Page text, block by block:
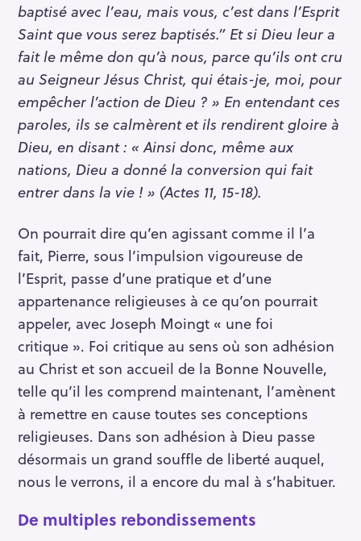
baptisé avec l’eau, mais vous, c’est dans l’Esprit
Saint que vous serez baptisés.” Et si Dieu leur a
fait le même don qu’à nous, parce qu’ils ont cru
au Seigneur Jésus Christ, qui étais-je, moi, pour
empêcher l’action de Dieu ? » En entendant ces
paroles, ils se calmèrent et ils rendirent gloire à
Dieu, en disant : « Ainsi donc, même aux
nations, Dieu a donné la conversion qui fait
entrer dans la vie ! » (Actes 11, 15-18).
On pourrait dire qu’en agissant comme il l’a
fait, Pierre, sous l’impulsion vigoureuse de
l’Esprit, passe d’une pratique et d’une
appartenance religieuses à ce qu’on pourrait
appeler, avec Joseph Moingt « une foi
critique ». Foi critique au sens où son adhésion
au Christ et son accueil de la Bonne Nouvelle,
telle qu’il les comprend maintenant, l’amènent
à remettre en cause toutes ses conceptions
religieuses. Dans son adhésion à Dieu passe
désormais un grand souffle de liberté auquel,
nous le verrons, il a encore du mal à s’habituer.
De multiples rebondissements
e
r
c
h
e
r